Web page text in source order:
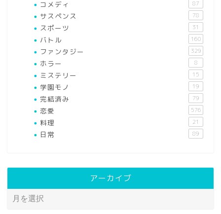
コメディ 87
サスペンス 78
スポーツ 31
バトル 160
ファンタジー 329
ホラー 8
ミステリー 15
学園モノ 19
完結済み 79
恋愛 576
料理 21
日常 89
アーカイブ